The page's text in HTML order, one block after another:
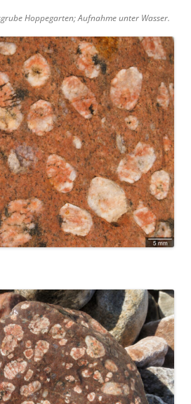
Hoppegarten; Aufnahme unter Wasser.